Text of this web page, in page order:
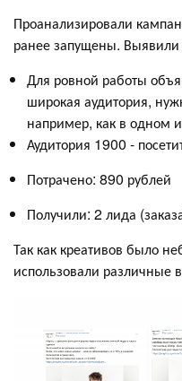
Проанализировали
ранее запущены. Выявили
Для ровной работы
широкая аудитория,
например, как в одном
Аудитория 1900 -
Потрачено: 890 рублей
Получили: 2 лида
Так как креативов было
использовали различные